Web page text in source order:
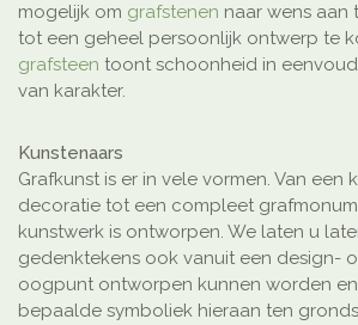
mogelijk om grafstenen naar wens aan
tot een geheel persoonlijk ontwerp te
grafsteen toont schoonheid in
van karakter.
Kunstenaars
Grafkunst is er in vele vormen. Van een
decoratie tot een compleet
kunstwerk is ontworpen. We laten u
gedenktekens ook vanuit een design-
oogpunt ontworpen kunnen worden
bepaalde symboliek hieraan ten